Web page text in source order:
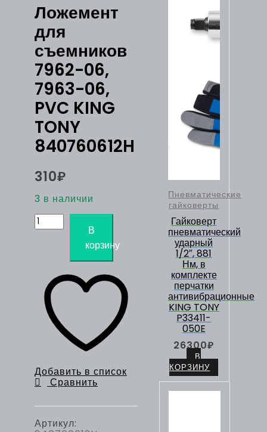
Ложемент
для
съемников
7962-06,
7963-06,
PVC KING
TONY
840760612H
310₽
3 в наличии
Количество
товара
съемников
7962-
06,
7963-
06,
PVC
KING
TONY
840760612H
В
корзину
Добавить в список
Сравнить
Артикул:
Пневматические
гайковерты
Гайковерт
пневматический
ударный
1/2″, 881
Нм, в
комплекте
перчатки
антивибрационные
KING TONY
P33411-
050E
26300₽
В
КОРЗИНУ